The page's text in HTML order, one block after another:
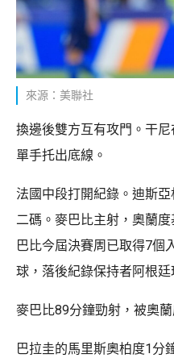
來源：美聯社
換邊後雙方互有攻門。干
單手托出底線。
法國中段打開紀錄。迪斯
二碼。麥巴比主射，奧蘭
巴比今屆決賽周已取得7個
球，落後紀錄保持者阿根廷
麥巴比89分鐘勁射，被奧蘭
巴拉圭的馬里斯奧柏度1分